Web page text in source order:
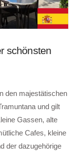
schönsten
den majestätischen
und gilt
Gassen, alte
Cafes, kleine
der dazugehörige